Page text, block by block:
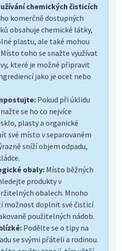
chemických čisticích
komerčně dostupných
obsahuje chemické látky,
plastu, ale také mohou
toho se snažte využívat
které je možné připravit
jako je ocet nebo
Pokud při úklidu
se ho co nejvíce
plasty a organické
své místo v separovaném
sníží objem odpadu,
obaly: Místo běžných
produkty v
obalech. Mnoho
možnost doplnit své čisticí
použitelných nádob.
Podělte se o tipy na
se svými přáteli a rodinou.